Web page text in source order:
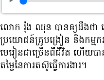
លោក រ៉ុង ឈុន បាន​ឲ្យ​ដឹង​ថា
ប្រយោជន៍​គ្រូ​បង្រៀន និង​កម្មក
មេ​រៀន​ជាច្រើន​ពី​ជីវិត ហើយ​
តម្លៃ​នៃ​ការ​តស៊ូ​ធ្វើ​ការងារ។